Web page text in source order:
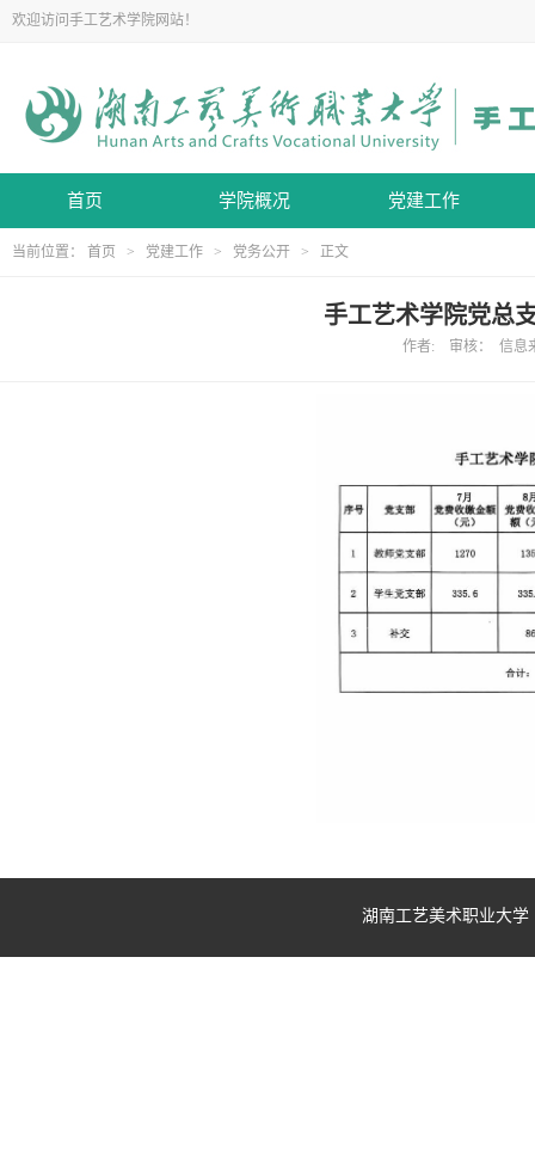
欢迎访问手工艺术学院网站！
首页 学院概况 党建工作
当前位置： 首页 > 党建工作 > 党务公开 > 正文
手工艺术学院党总
作者: 审核： 信息
湖南工艺美术职业大